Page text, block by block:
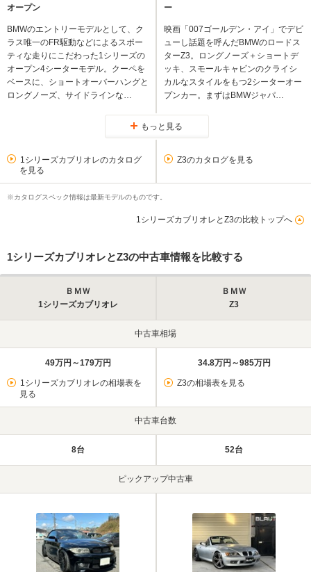
オープン
BMWのエントリーモデルとして、ク
ラス唯一のFR駆動などによるスポー
ティな走りにこだわった1シリーズの
オープン4シーターモデル。クーペを
ベースに、ショートオーバーハングと
ロングノーズ、サイドラインな…
ー
映画「007ゴールデン・アイ」でデビ
ューし話題を呼んだBMWのロードス
ターZ3。ロングノーズ＋ショートデ
ッキ、スモールキャビンのクライシ
カルなスタイルをもつ2シーターオー
プンカー。まずはBMWジャパ…
もっと見る
1シリーズカブリオレのカタログ
を見る
Z3のカタログを見る
※カタログスペック情報は最新モデルのものです。
1シリーズカブリオレとZ3の比較トップへ
1シリーズカブリオレとZ3の中古車情報を比較する
ＢＭＷ
1シリーズカブリオレ
ＢＭＷ
Z3
中古車相場
49万円～179万円
1シリーズカブリオレの相場表を
見る
34.8万円～985万円
Z3の相場表を見る
中古車台数
8台 52台
ピックアップ中古車